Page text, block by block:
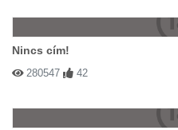
Nincs cím!
280547 42